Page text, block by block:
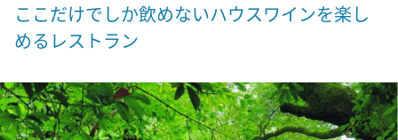
ここだけでしか飲めないハウスワインを楽し
めるレストラン